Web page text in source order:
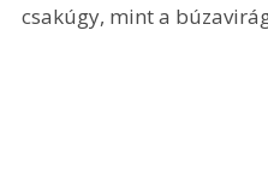
csakúgy, mint a